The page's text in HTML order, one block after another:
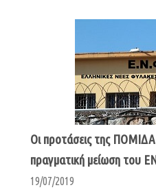
Oι προτάσεις της ΠΟΜΙΔΑ
πραγματική μείωση του
19/07/2019